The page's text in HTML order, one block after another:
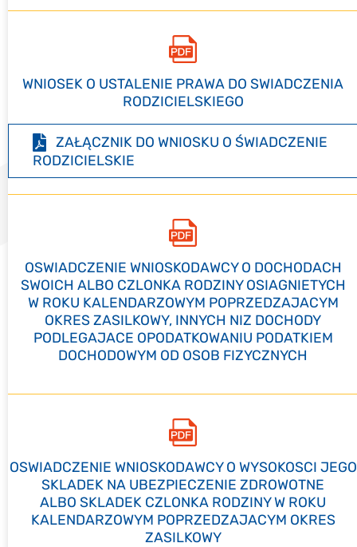
WNIOSEK O USTALENIE PRAWA DO SWIADCZENIA
RODZICIELSKIEGO
ZAŁĄCZNIK DO WNIOSKU O ŚWIADCZENIE
RODZICIELSKIE
OSWIADCZENIE WNIOSKODAWCY O DOCHODACH
SWOICH ALBO CZLONKA RODZINY OSIAGNIETYCH
W ROKU KALENDARZOWYM POPRZEDZAJACYM
OKRES ZASILKOWY, INNYCH NIZ DOCHODY
PODLEGAJACE OPODATKOWANIU PODATKIEM
DOCHODOWYM OD OSOB FIZYCZNYCH
OSWIADCZENIE WNIOSKODAWCY O WYSOKOSCI JEGO
SKLADEK NA UBEZPIECZENIE ZDROWOTNE
ALBO SKLADEK CZLONKA RODZINY W ROKU
KALENDARZOWYM POPRZEDZAJACYM OKRES
ZASILKOWY